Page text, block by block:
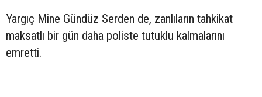
Yargıç Mine Gündüz Serden de, zanlıların tahkikat
maksatlı bir gün daha poliste tutuklu kalmalarını
emretti.